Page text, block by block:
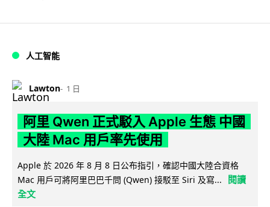
人工智能
Lawton 1 日
阿里 Qwen 正式駁入 Apple 生態 中國
大陸 Mac 用戶率先使用
Apple 於 2026 年 8 月 8 日公布指引，確認中國大陸合資格
Mac 用戶可將阿里巴巴千問 (Qwen) 接駁至 Siri 及寫...
閱讀
全文